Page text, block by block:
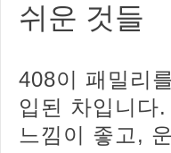
쉬운 것들
408이 패밀리
입된 차입니다
느낌이 좋고,